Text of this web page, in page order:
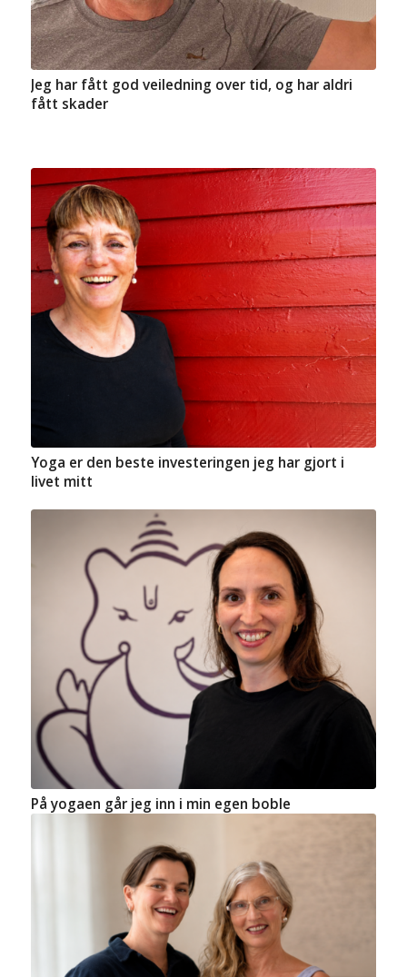
Jeg har fått god veiledning over tid, og har aldri
fått skader
Yoga er den beste investeringen jeg har gjort i
livet mitt
På yogaen går jeg inn i min egen boble